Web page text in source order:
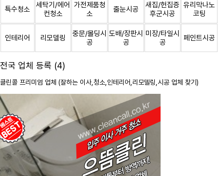
특수청소
세탁기/에어
컨청소
가전제품청
소
줄눈시공
새집/헌집증
후군시공
유리막나노
코팅
인테리어 리모델링
중문/몰딩시
공
도배/장판시
공
미장/타일시
공
페인트시공
전국 업체 등록 (4)
클린콜 프리미엄 업체 (잘하는 이사, 청소 ,인테리어,리모델링,시공 업체 찾기)